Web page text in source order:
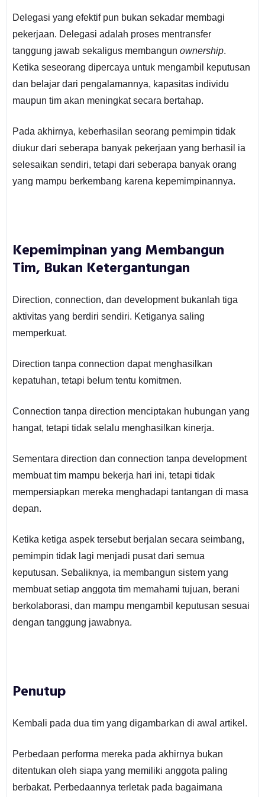
Delegasi yang efektif pun bukan sekadar membagi
pekerjaan. Delegasi adalah proses mentransfer
tanggung jawab sekaligus membangun ownership.
Ketika seseorang dipercaya untuk mengambil keputusan
dan belajar dari pengalamannya, kapasitas individu
maupun tim akan meningkat secara bertahap.
Pada akhirnya, keberhasilan seorang pemimpin tidak
diukur dari seberapa banyak pekerjaan yang berhasil ia
selesaikan sendiri, tetapi dari seberapa banyak orang
yang mampu berkembang karena kepemimpinannya.
Kepemimpinan yang Membangun
Tim, Bukan Ketergantungan
Direction, connection, dan development bukanlah tiga
aktivitas yang berdiri sendiri. Ketiganya saling
memperkuat.
Direction tanpa connection dapat menghasilkan
kepatuhan, tetapi belum tentu komitmen.
Connection tanpa direction menciptakan hubungan yang
hangat, tetapi tidak selalu menghasilkan kinerja.
Sementara direction dan connection tanpa development
membuat tim mampu bekerja hari ini, tetapi tidak
mempersiapkan mereka menghadapi tantangan di masa
depan.
Ketika ketiga aspek tersebut berjalan secara seimbang,
pemimpin tidak lagi menjadi pusat dari semua
keputusan. Sebaliknya, ia membangun sistem yang
membuat setiap anggota tim memahami tujuan, berani
berkolaborasi, dan mampu mengambil keputusan sesuai
dengan tanggung jawabnya.
Penutup
Kembali pada dua tim yang digambarkan di awal artikel.
Perbedaan performa mereka pada akhirnya bukan
ditentukan oleh siapa yang memiliki anggota paling
berbakat. Perbedaannya terletak pada bagaimana